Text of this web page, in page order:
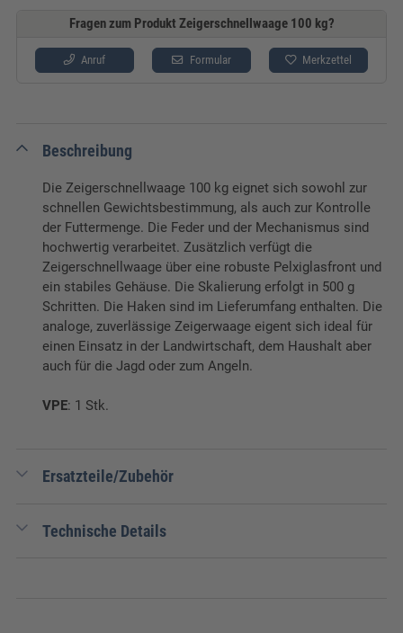
Fragen zum Produkt Zeigerschnellwaage 100 kg?
Anruf Formular Merkzettel
Beschreibung
Die Zeigerschnellwaage 100 kg eignet sich sowohl zur
schnellen Gewichtsbestimmung, als auch zur Kontrolle
der Futtermenge. Die Feder und der Mechanismus sind
hochwertig verarbeitet. Zusätzlich verfügt die
Zeigerschnellwaage über eine robuste Pelxiglasfront und
ein stabiles Gehäuse. Die Skalierung erfolgt in 500 g
Schritten. Die Haken sind im Lieferumfang enthalten. Die
analoge, zuverlässige Zeigerwaage eigent sich ideal für
einen Einsatz in der Landwirtschaft, dem Haushalt aber
auch für die Jagd oder zum Angeln.
VPE: 1 Stk.
Ersatzteile/Zubehör
Zeigerschnellwaage 100 kg. Alle nicht aufgeführten
Technische Details